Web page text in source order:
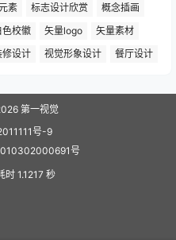
素 标志设计欣赏
概念插画
色校徽 矢量logo
矢量素材
修设计 视觉形象设计 餐厅设计
第一视觉
号-9
号
时 1.1217 秒